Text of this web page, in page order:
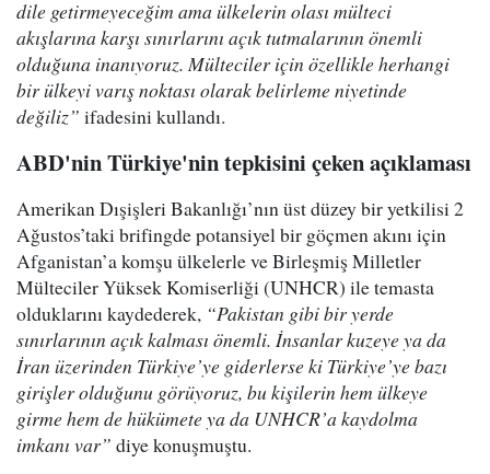
dile getirmeyeceğim ama ülkelerin olası mülteci
akışlarına karşı sınırlarını açık tutmalarının önemli
olduğuna inanıyoruz. Mülteciler için özellikle herhangi
bir ülkeyi varış noktası olarak belirleme niyetinde
değiliz” ifadesini kullandı.
ABD'nin Türkiye'nin tepkisini çeken açıklaması
Amerikan Dışişleri Bakanlığı’nın üst düzey bir yetkilisi 2
Ağustos’taki brifingde potansiyel bir göçmen akını için
Afganistan’a komşu ülkelerle ve Birleşmiş Milletler
Mülteciler Yüksek Komiserliği (UNHCR) ile temasta
olduklarını kaydederek, “Pakistan gibi bir yerde
sınırlarının açık kalması önemli. İnsanlar kuzeye ya da
İran üzerinden Türkiye’ye giderlerse ki Türkiye’ye bazı
girişler olduğunu görüyoruz, bu kişilerin hem ülkeye
girme hem de hükümete ya da UNHCR’a kaydolma
imkanı var” diye konuşmuştu.